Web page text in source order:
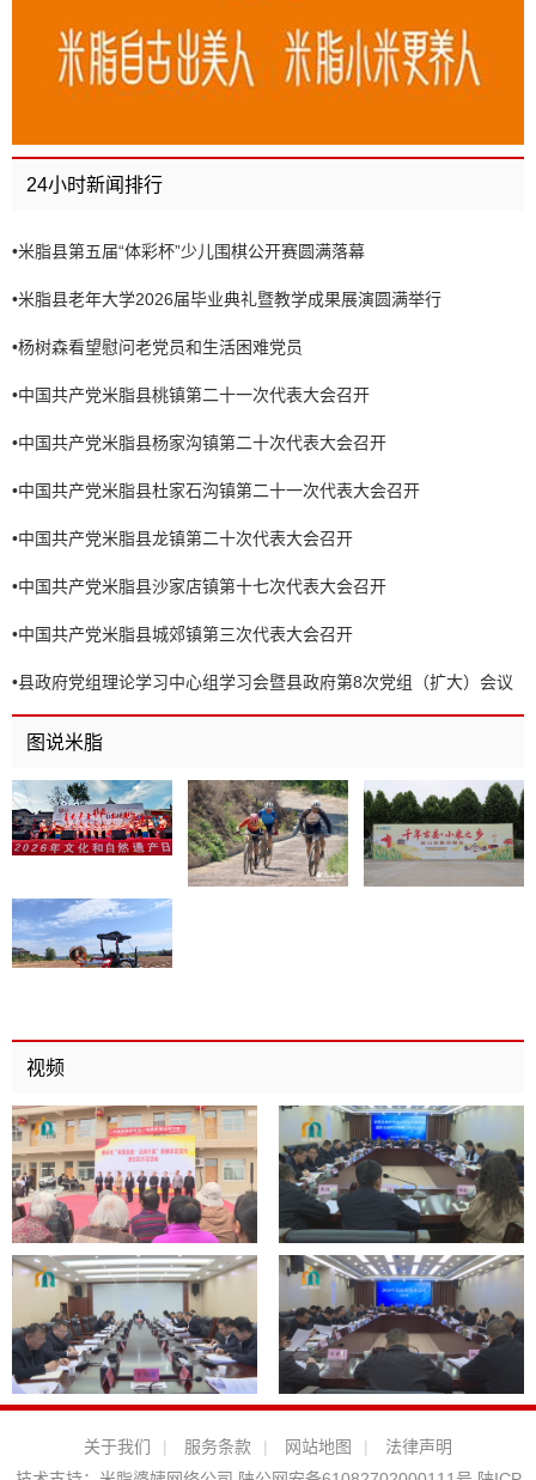
24小时新闻排行
•米脂县第五届“体彩杯”少儿围棋公开赛圆满落幕
•米脂县老年大学2026届毕业典礼暨教学成果展演圆满举行
•杨树森看望慰问老党员和生活困难党员
•中国共产党米脂县桃镇第二十一次代表大会召开
•中国共产党米脂县杨家沟镇第二十次代表大会召开
•中国共产党米脂县杜家石沟镇第二十一次代表大会召开
•中国共产党米脂县龙镇第二十次代表大会召开
•中国共产党米脂县沙家店镇第十七次代表大会召开
•中国共产党米脂县城郊镇第三次代表大会召开
•县政府党组理论学习中心组学习会暨县政府第8次党组（扩大）会议
召开
图说米脂
视频
关于我们 | 服务条款 | 网站地图 |
法律声明